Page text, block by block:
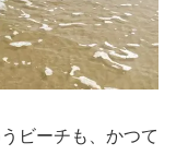
ビーチも、かつて